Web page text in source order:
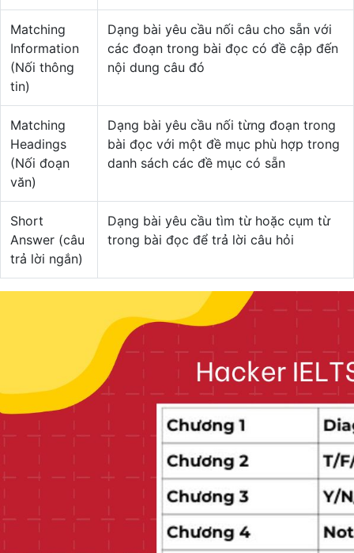
Matching
Information
(Nối thông
tin)
Dạng bài yêu cầu nối câu cho sẵn với
các đoạn trong bài đọc có đề cập đến
nội dung câu đó
Matching
Headings
(Nối đoạn
văn)
Dạng bài yêu cầu nối từng đoạn trong
bài đọc với một đề mục phù hợp trong
danh sách các đề mục có sẵn
Short
Answer (câu
trả lời ngắn)
Dạng bài yêu cầu tìm từ hoặc cụm từ
trong bài đọc để trả lời câu hỏi